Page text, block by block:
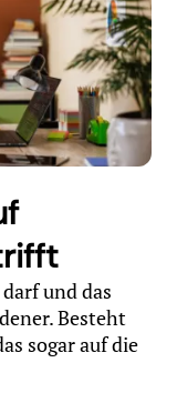
und das
Besteht
sogar auf die